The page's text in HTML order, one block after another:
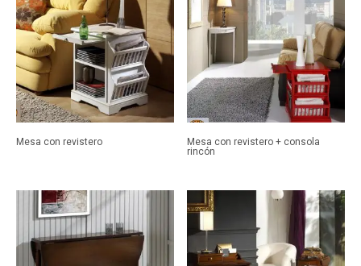
Mesa con revistero
Mesa con revistero + consola
rincón